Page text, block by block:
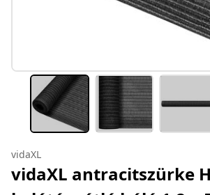
vidaXL
vidaXL antracitszürke